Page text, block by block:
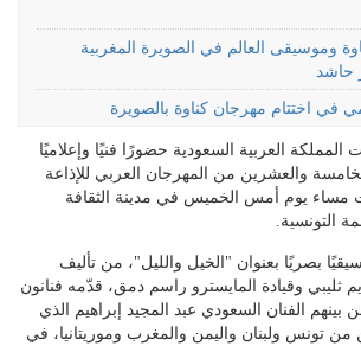
وموسيقى العالم في الصويرة المغربية
حاشد
في اختتام مهرجان كناوة بالصويرة
العربية السعودية حضورًا فنيًا وإعلاميًا
والعشرين من المهرجان العربي للإذاعة
مساء يوم أمس الخميس في مدينة الثقافة
التونسية.
بصريًا بعنوان "الخيل والليل"، من تأليف
ثليبي وقيادة المايسترو راسم دمق، قدّمه فنانون
الفنان السعودي عبد المجيد إبراهيم الذي
تونس ولبنان واليمن والمغرب وموريتانيا، في